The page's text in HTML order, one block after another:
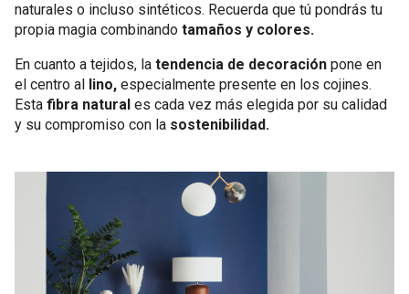
naturales o incluso sintéticos. Recuerda que tú pondrás tu
propia magia combinando tamaños y colores.
En cuanto a tejidos, la tendencia de decoración pone en
el centro al lino, especialmente presente en los cojines.
Esta fibra natural es cada vez más elegida por su calidad
y su compromiso con la sostenibilidad.